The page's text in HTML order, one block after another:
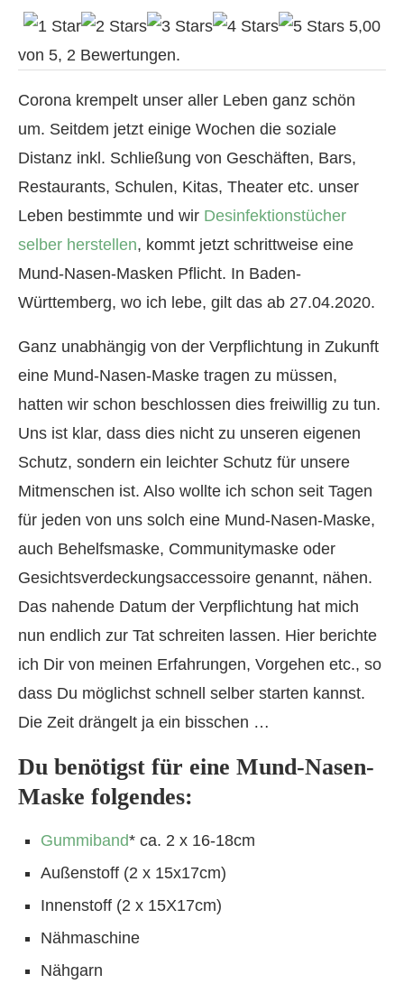
5,00
von 5, 2 Bewertungen.
Corona krempelt unser aller Leben ganz schön
um. Seitdem jetzt einige Wochen die soziale
Distanz inkl. Schließung von Geschäften, Bars,
Restaurants, Schulen, Kitas, Theater etc. unser
Leben bestimmte und wir Desinfektionstücher
selber herstellen, kommt jetzt schrittweise eine
Mund-Nasen-Masken Pflicht. In Baden-
Württemberg, wo ich lebe, gilt das ab 27.04.2020.
Ganz unabhängig von der Verpflichtung in Zukunft
eine Mund-Nasen-Maske tragen zu müssen,
hatten wir schon beschlossen dies freiwillig zu tun.
Uns ist klar, dass dies nicht zu unseren eigenen
Schutz, sondern ein leichter Schutz für unsere
Mitmenschen ist. Also wollte ich schon seit Tagen
für jeden von uns solch eine Mund-Nasen-Maske,
auch Behelfsmaske, Communitymaske oder
Gesichtsverdeckungsaccessoire genannt, nähen.
Das nahende Datum der Verpflichtung hat mich
nun endlich zur Tat schreiten lassen. Hier berichte
ich Dir von meinen Erfahrungen, Vorgehen etc., so
dass Du möglichst schnell selber starten kannst.
Die Zeit drängelt ja ein bisschen …
Du benötigst für eine Mund-Nasen-
Maske folgendes:
Gummiband* ca. 2 x 16-18cm
Außenstoff (2 x 15x17cm)
Innenstoff (2 x 15X17cm)
Nähmaschine
Nähgarn